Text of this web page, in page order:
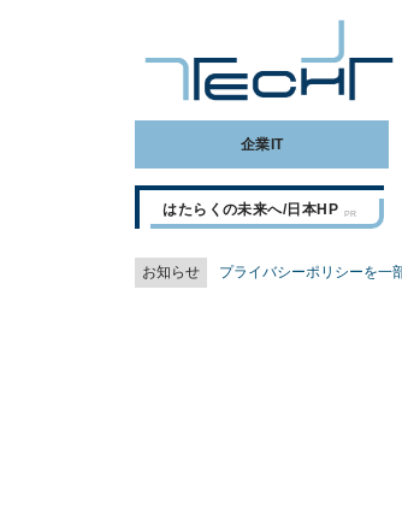
企業IT
はたらくの未来へ/日本HP
お知らせ プライバシーポリシーを一